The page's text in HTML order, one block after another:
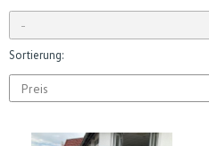
Sortierung: